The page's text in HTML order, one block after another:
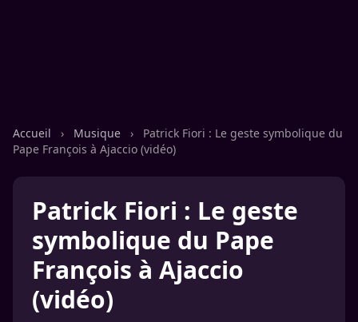
Accueil › Musique ›
Patrick Fiori : Le geste symbolique du
Pape François à Ajaccio (vidéo)
Patrick Fiori : Le geste
symbolique du Pape
François à Ajaccio
(vidéo)